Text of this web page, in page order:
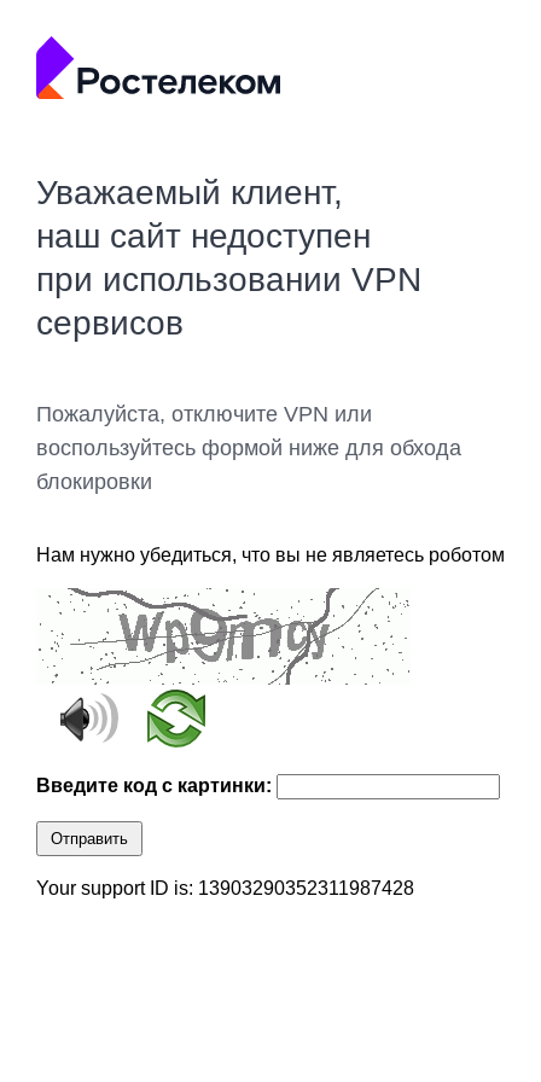
Уважаемый клиент,
наш сайт недоступен
при использовании VPN
сервисов
Пожалуйста, отключите VPN или
воспользуйтесь формой ниже для обхода
блокировки
Нам нужно убедиться, что вы не являетесь роботом
Введите код с картинки:
Отправить
Your support ID is: 13903290352311987428